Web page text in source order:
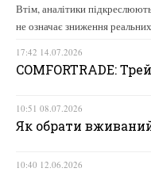
Втім, аналітики
не означає зниження
17:42 14.07.2026
COMFORTRADE:
10:51 08.07.2026
Як обрати
10:40 12.06.2026